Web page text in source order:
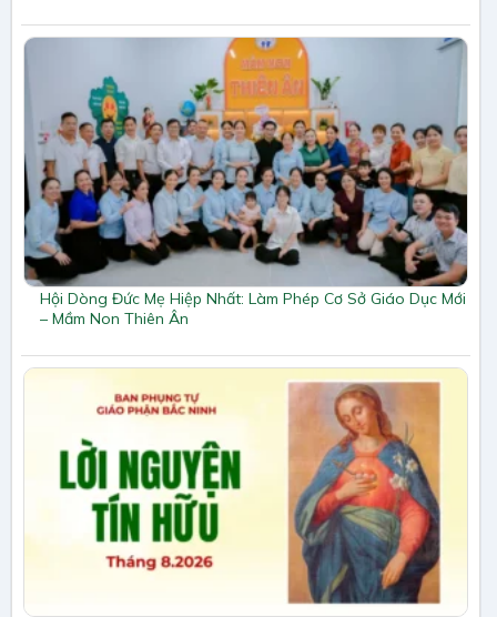
Hội Dòng Đức Mẹ Hiệp Nhất: Làm Phép Cơ Sở Giáo Dục Mới
– Mầm Non Thiên Ân